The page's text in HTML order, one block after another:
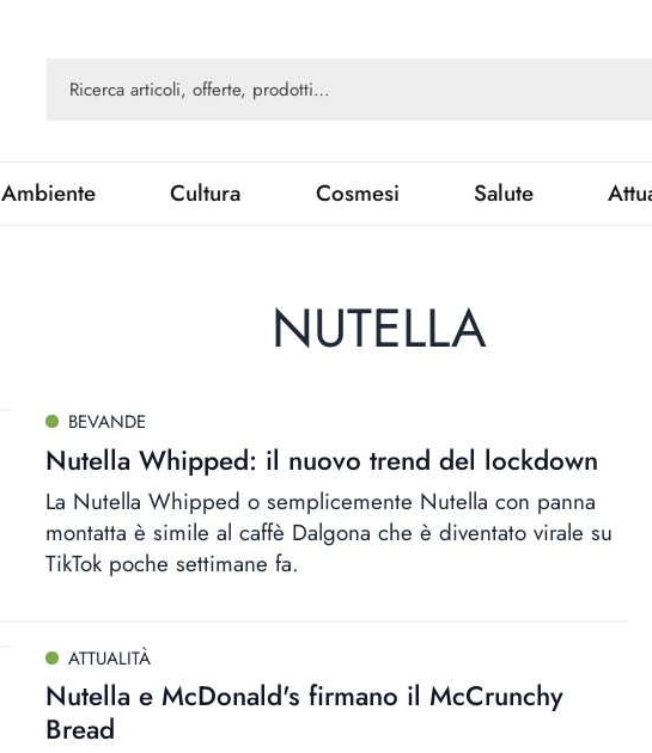
Ambiente Cultura Cosmesi Salute
NUTELLA
BEVANDE
Nutella Whipped: il nuovo trend del lockdown
La Nutella Whipped o semplicemente Nutella con panna
montatta è simile al caffè Dalgona che è diventato virale su
TikTok poche settimane fa.
ATTUALITÀ
Nutella e McDonald's firmano il McCrunchy
Bread